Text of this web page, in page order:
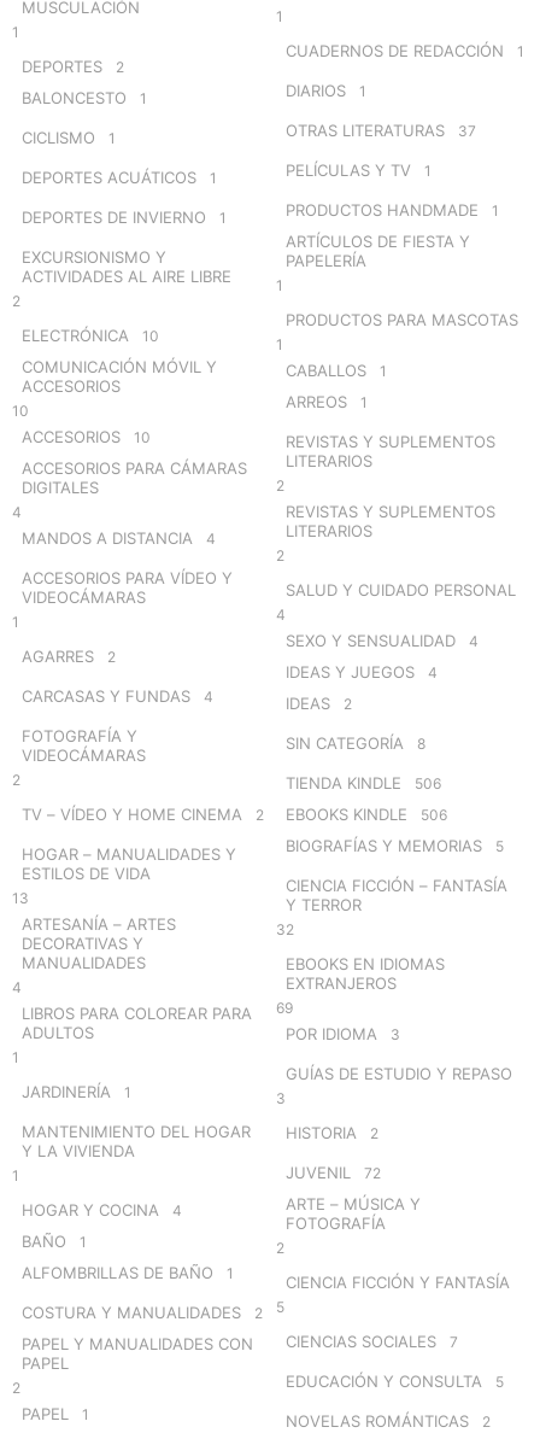
MUSCULACIÓN
1
DEPORTES 2
BALONCESTO 1
CICLISMO 1
DEPORTES ACUÁTICOS 1
DEPORTES DE INVIERNO 1
EXCURSIONISMO Y
ACTIVIDADES AL AIRE LIBRE
2
ELECTRÓNICA 10
COMUNICACIÓN MÓVIL Y
ACCESORIOS
10
ACCESORIOS 10
ACCESORIOS PARA CÁMARAS
DIGITALES
4
MANDOS A DISTANCIA 4
ACCESORIOS PARA VÍDEO Y
VIDEOCÁMARAS
1
AGARRES 2
CARCASAS Y FUNDAS 4
FOTOGRAFÍA Y
VIDEOCÁMARAS
2
TV – VÍDEO Y HOME CINEMA 2
HOGAR – MANUALIDADES Y
ESTILOS DE VIDA
13
ARTESANÍA – ARTES
DECORATIVAS Y
MANUALIDADES
4
LIBROS PARA COLOREAR PARA
ADULTOS
1
JARDINERÍA 1
MANTENIMIENTO DEL HOGAR
Y LA VIVIENDA
1
HOGAR Y COCINA 4
BAÑO 1
ALFOMBRILLAS DE BAÑO 1
COSTURA Y MANUALIDADES 2
PAPEL Y MANUALIDADES CON
PAPEL
2
PAPEL 1
1
CUADERNOS DE REDACCIÓN 1
DIARIOS 1
OTRAS LITERATURAS 37
PELÍCULAS Y TV 1
PRODUCTOS HANDMADE 1
ARTÍCULOS DE FIESTA Y
PAPELERÍA
1
PRODUCTOS PARA MASCOTAS
1
CABALLOS 1
ARREOS 1
REVISTAS Y SUPLEMENTOS
LITERARIOS
2
REVISTAS Y SUPLEMENTOS
LITERARIOS
2
SALUD Y CUIDADO PERSONAL
4
SEXO Y SENSUALIDAD 4
IDEAS Y JUEGOS 4
IDEAS 2
SIN CATEGORÍA 8
TIENDA KINDLE 506
EBOOKS KINDLE 506
BIOGRAFÍAS Y MEMORIAS 5
CIENCIA FICCIÓN – FANTASÍA
Y TERROR
32
EBOOKS EN IDIOMAS
EXTRANJEROS
69
POR IDIOMA 3
GUÍAS DE ESTUDIO Y REPASO
3
HISTORIA 2
JUVENIL 72
ARTE – MÚSICA Y
FOTOGRAFÍA
2
CIENCIA FICCIÓN Y FANTASÍA
5
CIENCIAS SOCIALES 7
EDUCACIÓN Y CONSULTA 5
NOVELAS ROMÁNTICAS 2